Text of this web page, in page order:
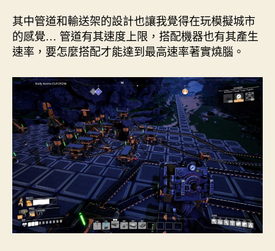
其中管道和輸送架的設計也讓我覺得在玩模擬城市
的感覺… 管道有其速度上限，搭配機器也有其產生
速率，要怎麼搭配才能達到最高速率著實燒腦。